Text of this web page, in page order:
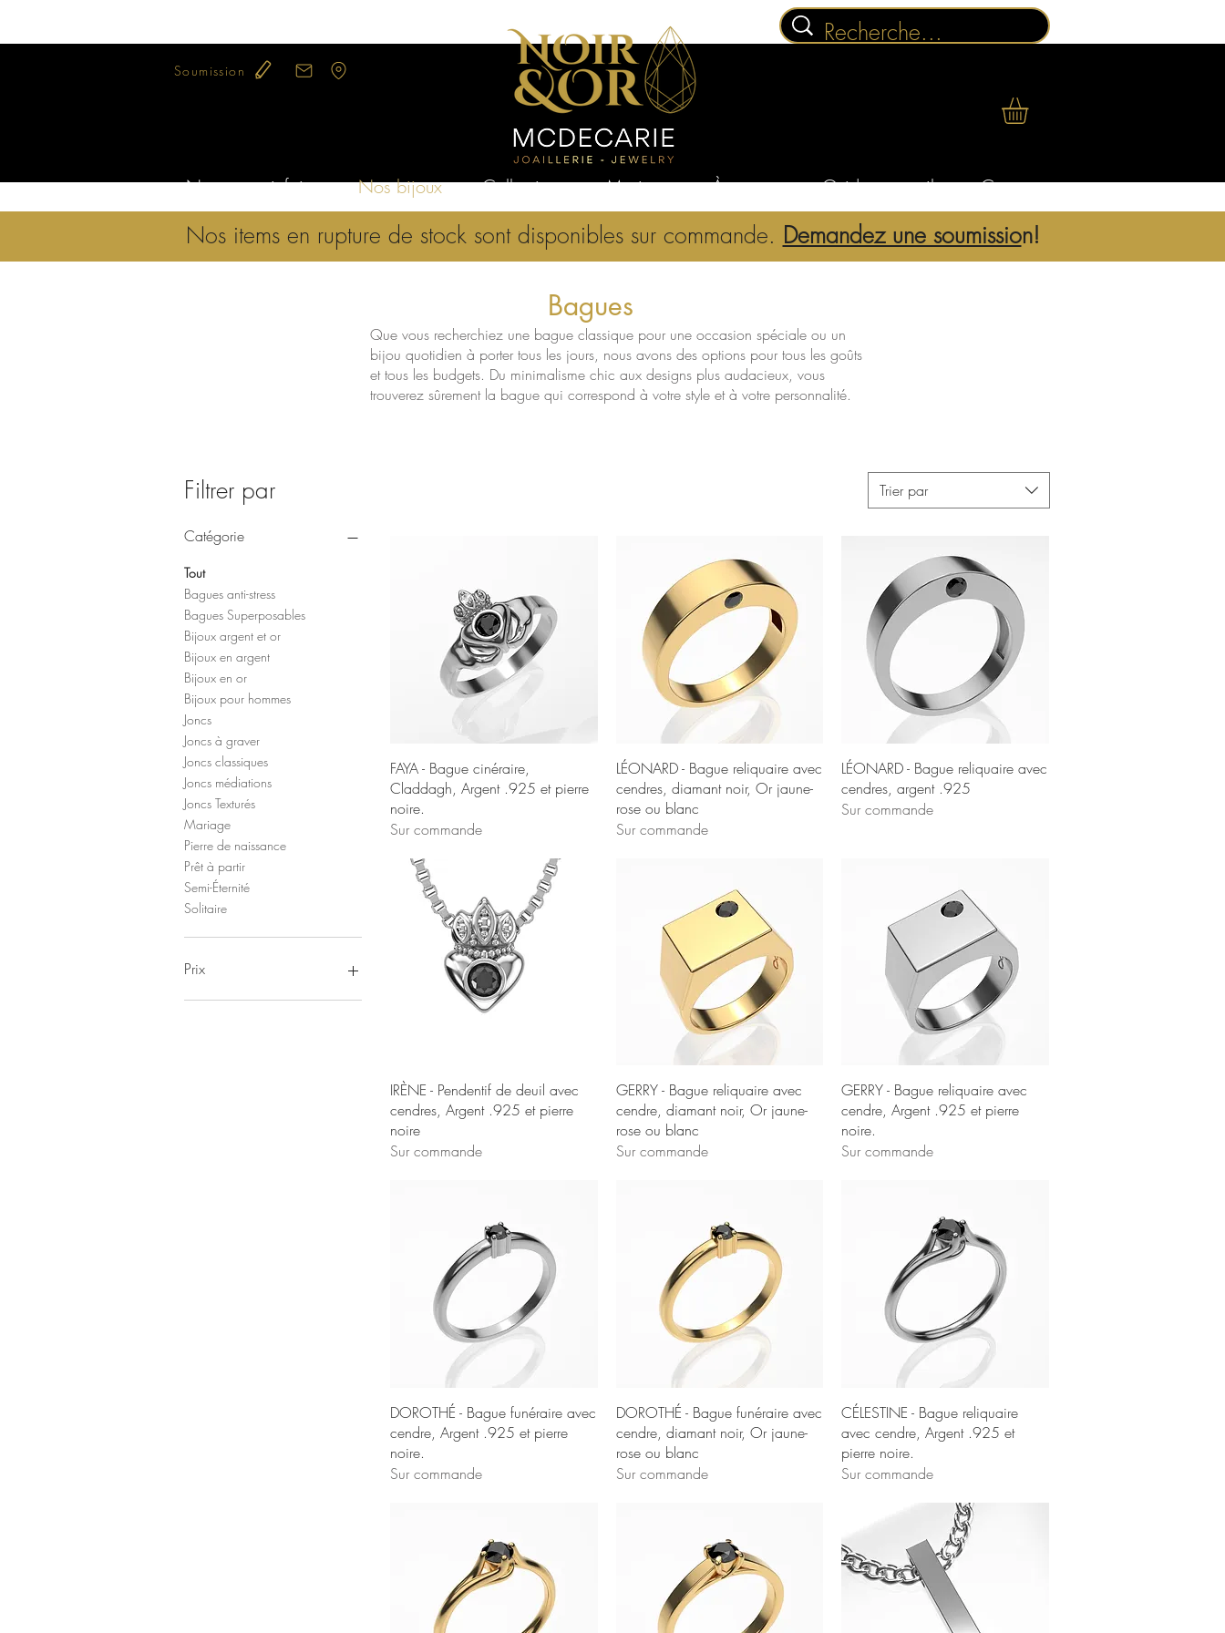
Soumission
Notre savoir-faire Nos bijoux Collections Mariage À propos Guides conseils Contact
Nos items en rupture de stock sont disponibles sur commande. Demandez une soumission!
Bagues
Que vous recherchiez une bague classique pour une occasion spéciale ou un
bijou quotidien à porter tous les jours, nous avons des options pour tous les goûts
et tous les budgets. Du minimalisme chic aux designs plus audacieux, vous
trouverez sûrement la bague qui correspond à votre style et à votre personnalité.
Filtrer par
Catégorie
Tout
Bagues anti-stress
Bagues Superposables
Bijoux argent et or
Bijoux en argent
Bijoux en or
Bijoux pour hommes
Joncs
Joncs à graver
Joncs classiques
Joncs médiations
Joncs Texturés
Mariage
Pierre de naissance
Prêt à partir
Semi-Éternité
Solitaire
Prix
Trier par
Aperçu rapide
FAYA - Bague cinéraire,
Claddagh, Argent .925 et pierre
noire.
Sur commande
Aperçu rapide
LÉONARD - Bague reliquaire avec
cendres, diamant noir, Or jaune-
rose ou blanc
Sur commande
Aperçu rapide
LÉONARD - Bague reliquaire avec
cendres, argent .925
Sur commande
Aperçu rapide
IRÈNE - Pendentif de deuil avec
cendres, Argent .925 et pierre
noire
Sur commande
Aperçu rapide
GERRY - Bague reliquaire avec
cendre, diamant noir, Or jaune-
rose ou blanc
Sur commande
Aperçu rapide
GERRY - Bague reliquaire avec
cendre, Argent .925 et pierre
noire.
Sur commande
Aperçu rapide
DOROTHÉ - Bague funéraire avec
cendre, Argent .925 et pierre
noire.
Sur commande
Aperçu rapide
DOROTHÉ - Bague funéraire avec
cendre, diamant noir, Or jaune-
rose ou blanc
Sur commande
Aperçu rapide
CÉLESTINE - Bague reliquaire
avec cendre, Argent .925 et
pierre noire.
Sur commande